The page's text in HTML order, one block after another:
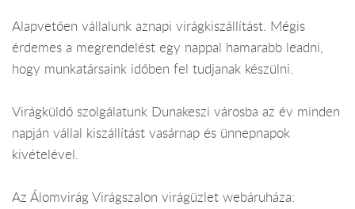
Alapvetően vállalunk aznapi virágkiszállítást. Mégis
érdemes a megrendelést egy nappal hamarabb leadni,
hogy munkatársaink időben fel tudjanak készülni.
Virágküldő szolgálatunk Dunakeszi városba az év minden
napján vállal kiszállítást vasárnap és ünnepnapok
kivételével.
Az Álomvirág Virágszalon virágüzlet webáruháza: